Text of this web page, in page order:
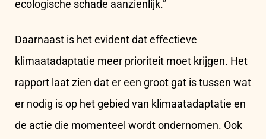
ecologische schade aanzienlijk.”
Daarnaast is het evident dat effectieve
klimaatadaptatie meer prioriteit moet krijgen. Het
rapport laat zien dat er een groot gat is tussen wat
er nodig is op het gebied van klimaatadaptatie en
de actie die momenteel wordt ondernomen. Ook